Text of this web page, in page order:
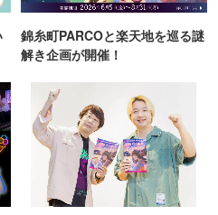
錦糸町PARCOと楽天地を巡る謎
解き企画が開催！